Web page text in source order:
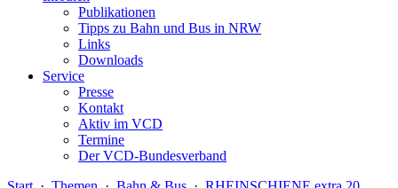
Publikationen
Tipps zu Bahn und Bus in NRW
Links
Downloads
Service
Presse
Kontakt
Aktiv im VCD
Termine
Der VCD-Bundesverband